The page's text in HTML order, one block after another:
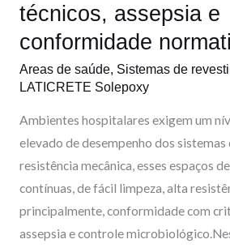
técnicos, assepsia e
conformidade
Areas de saúde, Sistemas de
LATICRETE Solepoxy
Ambientes hospitalares exigem um
elevado de desempenho dos sistemas
resistência mecânica, esses espaços
contínuas, de fácil limpeza, alta
principalmente, conformidade com
assepsia e controle
assepsia
e
conformidade
normativa